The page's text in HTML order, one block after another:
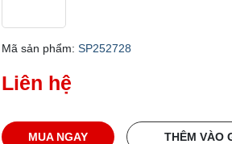
Mã sản phẩm: SP252728
Liên hệ
MUA NGAY THÊM VÀO